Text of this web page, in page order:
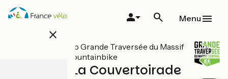
Overslaan
en
close
Menu
Alle etappes op Grande Traversée du Massif
Central per mountainbike
Blandas / La Couvertoirade